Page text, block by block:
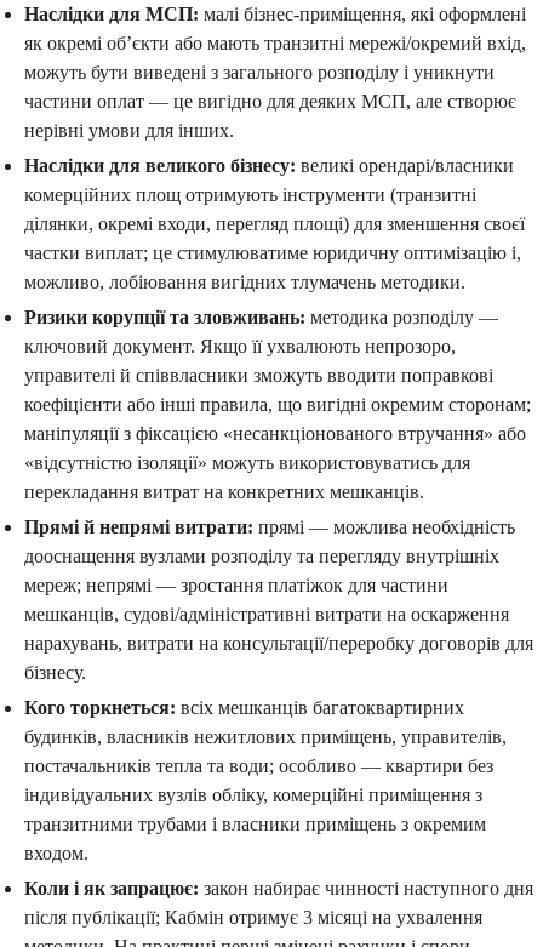
Наслідки для МСП: малі бізнес‑приміщення, які оформлені
як окремі об’єкти або мають транзитні мережі/окремий вхід,
можуть бути виведені з загального розподілу і уникнути
частини оплат — це вигідно для деяких МСП, але створює
нерівні умови для інших.
Наслідки для великого бізнесу: великі орендарі/власники
комерційних площ отримують інструменти (транзитні
ділянки, окремі входи, перегляд площі) для зменшення своєї
частки виплат; це стимулюватиме юридичну оптимізацію і,
можливо, лобіювання вигідних тлумачень методики.
Ризики корупції та зловживань: методика розподілу —
ключовий документ. Якщо її ухвалюють непрозоро,
управителі й співвласники зможуть вводити поправкові
коефіцієнти або інші правила, що вигідні окремим сторонам;
маніпуляції з фіксацією «несанкціонованого втручання» або
«відсутністю ізоляції» можуть використовуватись для
перекладання витрат на конкретних мешканців.
Прямі й непрямі витрати: прямі — можлива необхідність
дооснащення вузлами розподілу та перегляду внутрішніх
мереж; непрямі — зростання платіжок для частини
мешканців, судові/адміністративні витрати на оскарження
нарахувань, витрати на консультації/переробку договорів для
бізнесу.
Кого торкнеться: всіх мешканців багатоквартирних
будинків, власників нежитлових приміщень, управителів,
постачальників тепла та води; особливо — квартири без
індивідуальних вузлів обліку, комерційні приміщення з
транзитними трубами і власники приміщень з окремим
входом.
Коли і як запрацює: закон набирає чинності наступного дня
після публікації; Кабмін отримує 3 місяці на ухвалення